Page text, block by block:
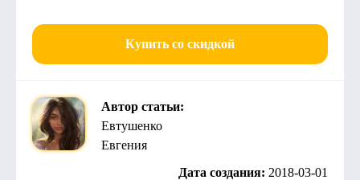
Купить со скидкой
Автор статьи:
Евтушенко
Евгения
Дата создания: 2018-03-01